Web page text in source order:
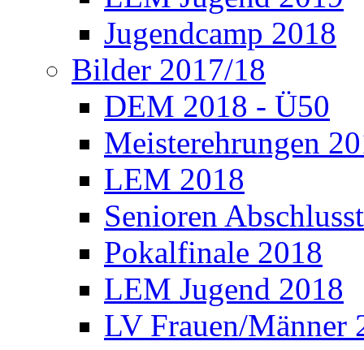
Jugendcamp 2018
Bilder 2017/18
DEM 2018 - Ü50
Meisterehrungen
LEM 2018
Senioren
Pokalfinale 2018
LEM Jugend 2018
LV Frauen/Männer